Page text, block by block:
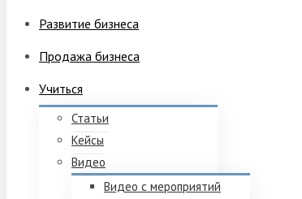
Развитие бизнеса
Продажа бизнеса
Учиться
Статьи
Кейсы
Видео
Видео с мероприятий